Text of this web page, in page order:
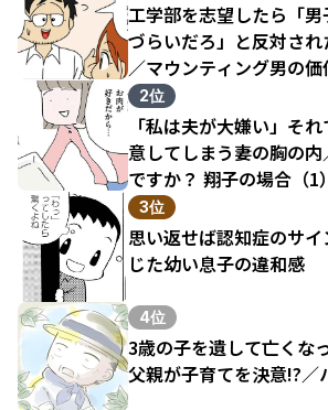
工学部を志望したら「
づらいだろ」と反対さ
／マウンティング男の
結果（1）
2位
「私は夫が大嫌い」そ
意してしまう妻の胸の
ですか？ 翔子の場合（1）
3位
思い返せば認知症のサ
じた幼い息子の違和感
4位
3歳の子を遺して亡くな
父親が子育てを決意!?／